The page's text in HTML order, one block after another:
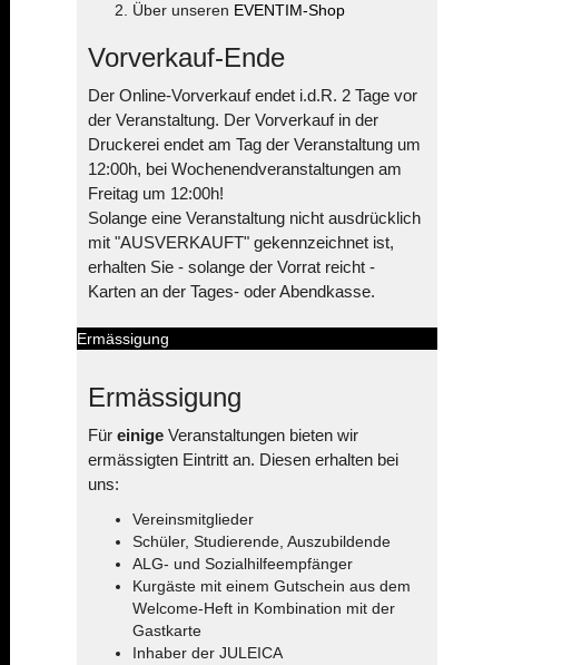
Über unseren EVENTIM-Shop
Vorverkauf-Ende
Der Online-Vorverkauf endet i.d.R. 2 Tage vor
der Veranstaltung. Der Vorverkauf in der
Druckerei endet am Tag der Veranstaltung um
12:00h, bei Wochenendveranstaltungen am
Freitag um 12:00h!
Solange eine Veranstaltung nicht ausdrücklich
mit "AUSVERKAUFT" gekennzeichnet ist,
erhalten Sie - solange der Vorrat reicht -
Karten an der Tages- oder Abendkasse.
Ermässigung
Ermässigung
Für einigeVeranstaltungen bieten wir
ermässigten Eintritt an. Diesen erhalten bei
uns:
Vereinsmitglieder
Schüler, Studierende, Auszubildende
ALG- und Sozialhilfeempfänger
Kurgäste mit einem Gutschein aus dem
Welcome-Heft in Kombination mit der
Gastkarte
Inhaber der JULEICA